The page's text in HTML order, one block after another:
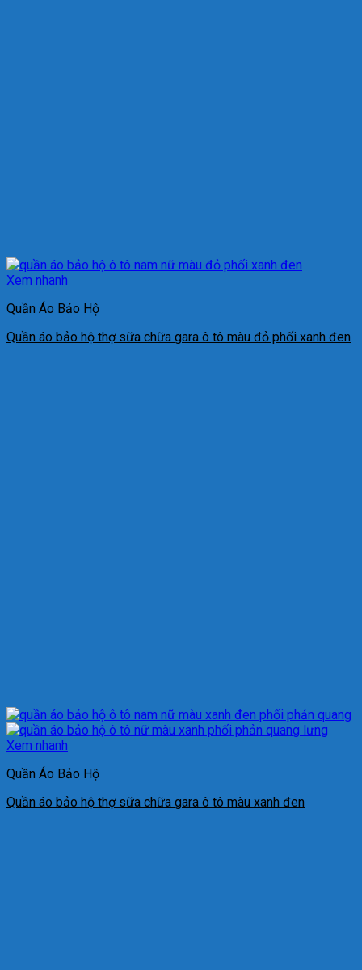
Xem nhanh
Quần Áo Bảo Hộ
Quần áo bảo hộ thợ sữa chữa gara ô tô màu đỏ phối xanh đen
Xem nhanh
Quần Áo Bảo Hộ
Quần áo bảo hộ thợ sữa chữa gara ô tô màu xanh đen